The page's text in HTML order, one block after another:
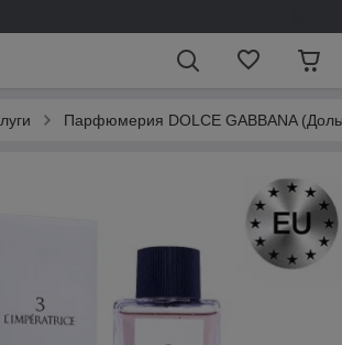
Парфюмерия DOLCE GABBANA